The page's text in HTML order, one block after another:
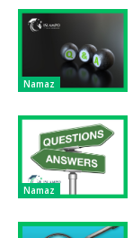
Namaz
Namaz